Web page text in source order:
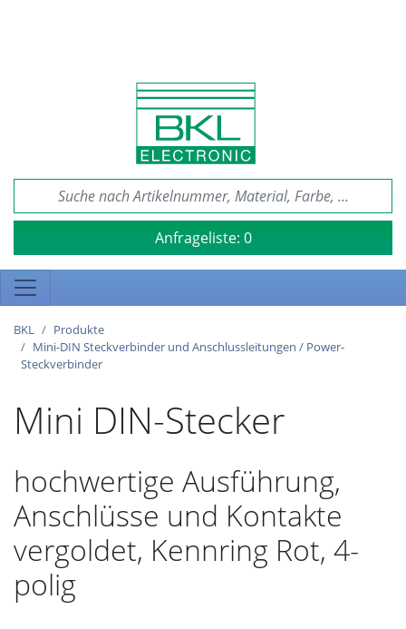
Anfrageliste: 0
BKL
Produkte
Mini-DIN Steckverbinder und Anschlussleitungen / Power-
Steckverbinder
Mini DIN-Stecker
hochwertige Ausführung,
Anschlüsse und Kontakte
vergoldet, Kennring Rot, 4-
polig